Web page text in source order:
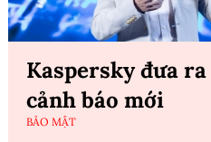
Kaspersky đưa
cảnh báo mới
BẢO MẬT